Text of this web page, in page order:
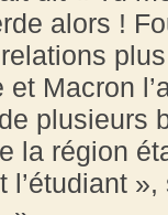
alors !
Macron
plusieurs
la région
l’étudiant